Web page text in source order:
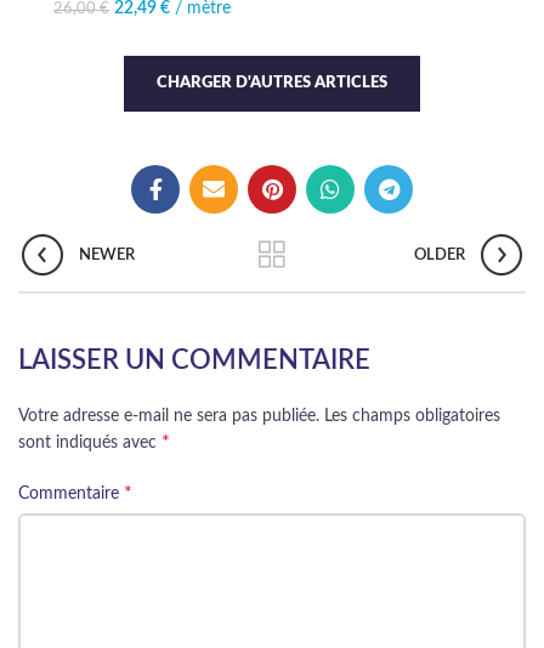
26,00€
Le prix initial était :
22,49 €
Le prix
22,49 €.
/ mètre
CHARGER D'AUTRES ARTICLES
NEWER OLDER
LAISSER UN COMMENTAIRE
Votre adresse e-mail ne sera pas publiée. Les champs obligatoires
sont indiqués avec *
Commentaire *